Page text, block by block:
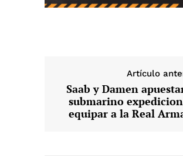
Artículo
Saab y Damen
submarino
equipar a la Real